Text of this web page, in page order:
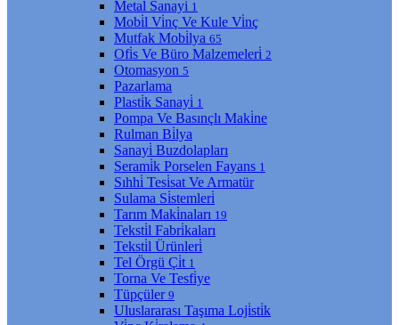
Metal Sanayi̇ 1
Mobi̇l Vi̇nç Ve Kule Vi̇nç
Mutfak Mobi̇lya 65
Ofi̇s Ve Büro Malzemeleri̇ 2
Otomasyon 5
Pazarlama
Plasti̇k Sanayi̇ 1
Pompa Ve Basınçlı Maki̇ne
Rulman Bi̇lya
Sanayi̇ Buzdolapları
Serami̇k Porselen Fayans 1
Sıhhi̇ Tesi̇sat Ve Armatür
Sulama Si̇stemleri̇
Tarım Maki̇naları 19
Teksti̇l Fabri̇kaları
Teksti̇l Ürünleri̇
Tel Örgü Çi̇t 1
Torna Ve Tesfi̇ye
Tüpçüler 9
Uluslararası Taşıma Loji̇sti̇k